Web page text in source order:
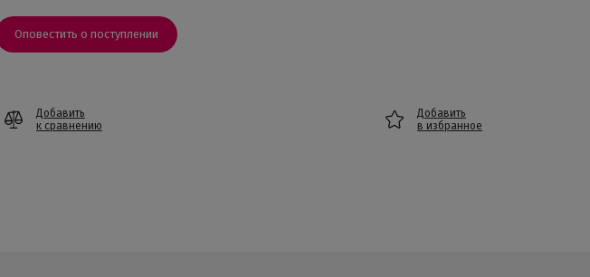
Оповестить о поступлении
Добавить
к сравнению
Добавить
в избранное